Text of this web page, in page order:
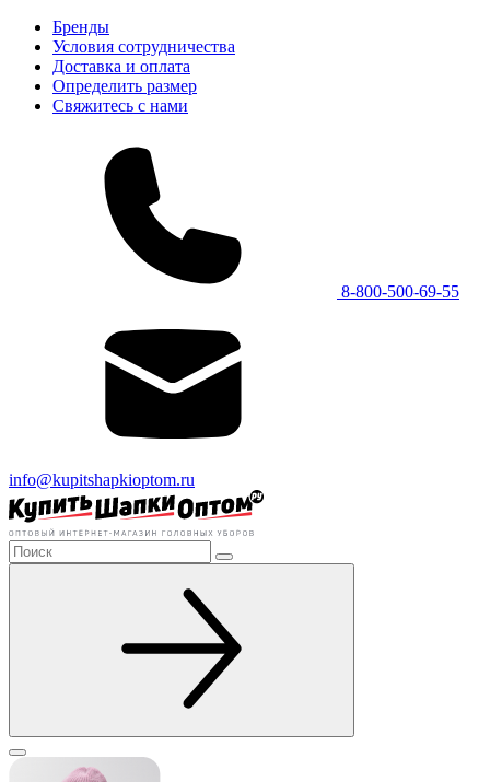
Бренды
Условия сотрудничества
Доставка и оплата
Определить размер
Свяжитесь с нами
8-800-500-69-55
info@kupitshapkioptom.ru